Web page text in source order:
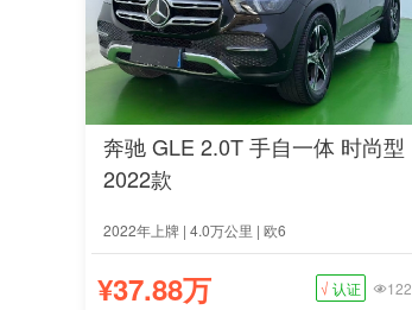
奔驰 GLE 2.0T 手自一体 时尚型
2022款
2022年上牌 | 4.0万公里 | 欧6
¥37.88万 √ 认证 122